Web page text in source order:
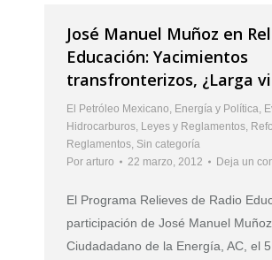
José Manuel Muñoz en
Educación: Yacimientos
transfronterizos, ¿Larga
El Petróleo Mexicano Energía y Política
Hidrocarburos Leyes y Reglamentos
Reglamentos Sin categoría
Por arturo 22 marzo, 2012 Deja un
El Programa Relieves de Radio
participación de José Manuel
Ciudadadano de la Energía, AC, el